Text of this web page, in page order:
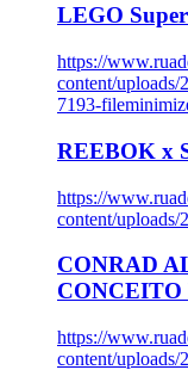
LEGO
https://
content/uploads/
7193-
REEBOK x
https://
content/uploads/
CONRAD
https://
content/